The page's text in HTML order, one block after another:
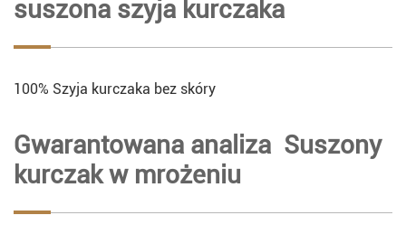
suszona szyja kurczaka
100% Szyja kurczaka bez skóry
Gwarantowana analiza Suszony
kurczak w mrożeniu